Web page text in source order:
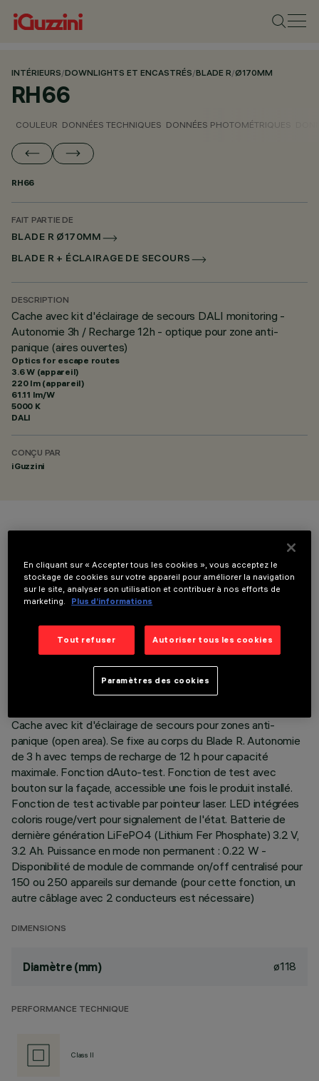
INTÉRIEURS/DOWNLIGHTS ET ENCASTRÉS/BLADE R/Ø170MM
RH66
COULEUR DONNÉES TECHNIQUES DONNÉES PHOTOMÉTRIQUES
RH66
FAIT PARTIE DE
BLADE R Ø170MM
BLADE R + ÉCLAIRAGE DE SECOURS
DESCRIPTION
Cache avec kit d'éclairage de secours DALI monitoring -
Autonomie 3h / Recharge 12h - optique pour zone anti-
panique (aires ouvertes)
Optics for escape routes
3.6 W (appareil)
220 lm (appareil)
61.11 lm/W
5000 K
DALI
CONÇU PAR
iGuzzini
COULEUR
DONNÉES TECHNIQUES
Cache avec kit d'éclairage de secours pour zones anti-
panique (open area). Se fixe au corps du Blade R. Autonomie
de 3 h avec temps de recharge de 12 h pour capacité
maximale. Fonction dAuto-test. Fonction de test avec
bouton sur la façade, accessible une fois le produit installé.
Fonction de test activable par pointeur laser. LED intégrées
coloris rouge/vert pour signalement de l'état. Batterie de
dernière génération LiFePO4 (Lithium Fer Phosphate) 3.2 V,
3.2 Ah. Puissance en mode non permanent : 0.22 W -
Disponibilité de module de commande on/off centralisé pour
150 ou 250 appareils sur demande (pour cette fonction, un
autre câblage avec 2 conducteurs est nécessaire)
DIMENSIONS
Diamètre (mm) ø118
PERFORMANCE TECHNIQUE
Class II
En cliquant sur « Accepter tous les cookies », vous acceptez le
stockage de cookies sur votre appareil pour améliorer la navigation
sur le site, analyser son utilisation et contribuer à nos efforts de
marketing.
Plus d’informations
Tout refuser Autoriser tous les cookies
Paramètres des cookies